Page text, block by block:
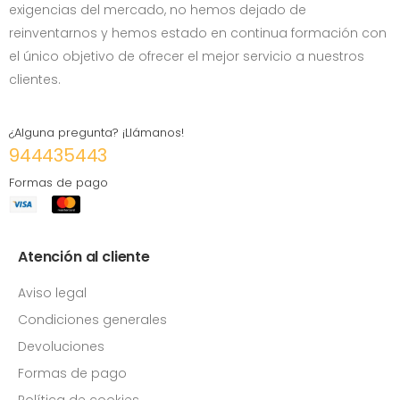
exigencias del mercado, no hemos dejado de
reinventarnos y hemos estado en continua formación con
el único objetivo de ofrecer el mejor servicio a nuestros
clientes.
¿Alguna pregunta? ¡Llámanos!
944435443
Formas de pago
Atención al cliente
Aviso legal
Condiciones generales
Devoluciones
Formas de pago